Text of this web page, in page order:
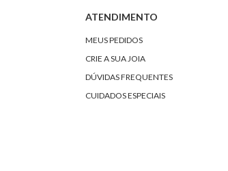
ATENDIMENTO
MEUS PEDIDOS
CRIE A SUA JOIA
DÚVIDAS FREQUENTES
CUIDADOS ESPECIAIS